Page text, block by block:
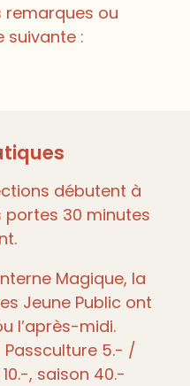
remarques ou
suivante :
débutent à
portes 30 minutes
Magique, la
Jeune Public ont
l’après-midi.
Passculture 5.- /
, saison 40.-